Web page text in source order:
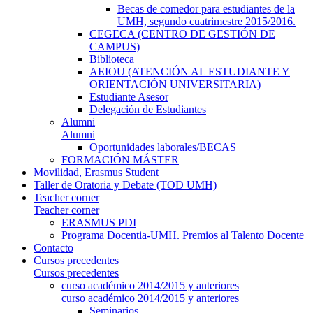
Becas de comedor para estudiantes de la
UMH, segundo cuatrimestre 2015/2016.
CEGECA (CENTRO DE GESTIÓN DE
CAMPUS)
Biblioteca
AEIOU (ATENCIÓN AL ESTUDIANTE Y
ORIENTACIÓN UNIVERSITARIA)
Estudiante Asesor
Delegación de Estudiantes
Alumni
Alumni
Oportunidades laborales/BECAS
FORMACIÓN MÁSTER
Movilidad, Erasmus Student
Taller de Oratoria y Debate (TOD UMH)
Teacher corner
Teacher corner
ERASMUS PDI
Programa Docentia-UMH. Premios al Talento Docente
Contacto
Cursos precedentes
Cursos precedentes
curso académico 2014/2015 y anteriores
curso académico 2014/2015 y anteriores
Seminarios